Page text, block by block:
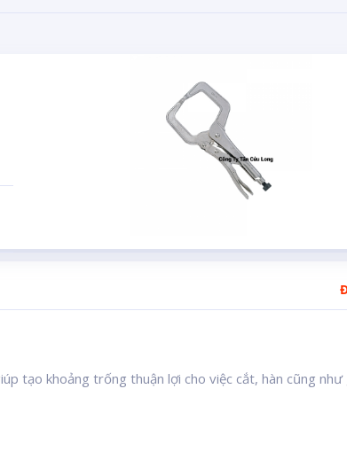
tạo khoảng trống thuận lợi cho việc cắt, hàn cũng như